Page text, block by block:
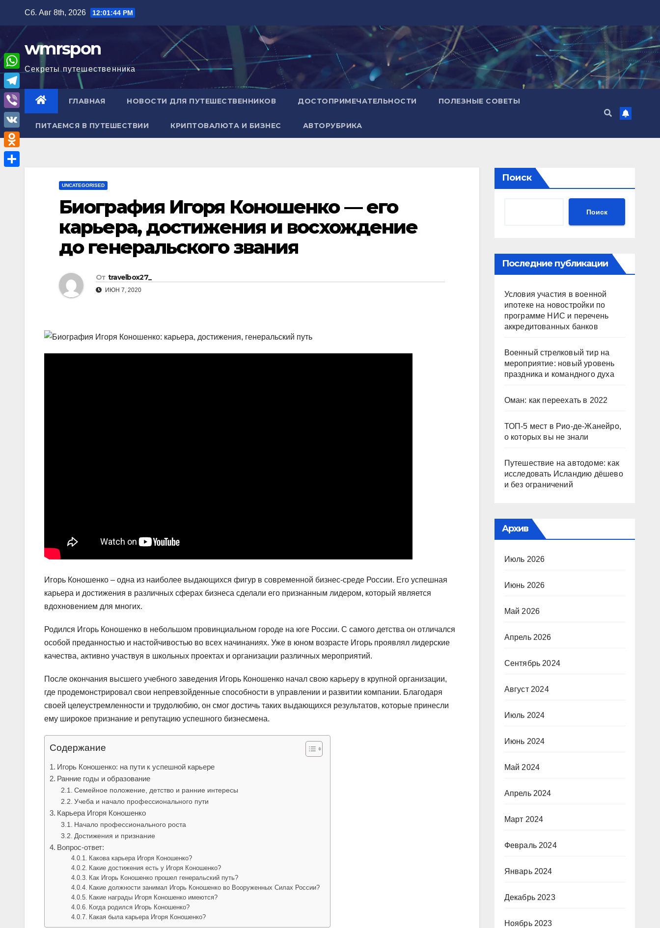
содержимому
Сб. Авг 8th, 2026 12:01:45 PM
wmrspon
Секреты путешественника
ГЛАВНАЯ НОВОСТИ ДЛЯ ПУТЕШЕСТВЕННИКОВ ДОСТОПРИМЕЧАТЕЛЬНОСТИ ПОЛЕЗНЫЕ СОВЕТЫ
ПИТАЕМСЯ В ПУТЕШЕСТВИИ КРИПТОВАЛЮТА И БИЗНЕС АВТОРУБРИКА
UNCATEGORISED
Биография Игоря Коношенко — его
карьера, достижения и восхождение
до генеральского звания
От travelbox27_
ИЮН 7, 2020
Игорь Коношенко – одна из наиболее выдающихся фигур в современной бизнес-среде России. Его успешная
карьера и достижения в различных сферах бизнеса сделали его признанным лидером, который является
вдохновением для многих.
Родился Игорь Коношенко в небольшом провинциальном городе на юге России. С самого детства он отличался
особой преданностью и настойчивостью во всех начинаниях. Уже в юном возрасте Игорь проявлял лидерские
качества, активно участвуя в школьных проектах и организации различных мероприятий.
После окончания высшего учебного заведения Игорь Коношенко начал свою карьеру в крупной организации,
где продемонстрировал свои непревзойденные способности в управлении и развитии компании. Благодаря
своей целеустремленности и трудолюбию, он смог достичь таких выдающихся результатов, которые принесли
ему широкое признание и репутацию успешного бизнесмена.
Содержание
Игорь Коношенко: на пути к успешной карьере
Ранние годы и образование
Семейное положение, детство и ранние интересы
Учеба и начало профессионального пути
Карьера Игоря Коношенко
Начало профессионального роста
Достижения и признание
Вопрос-ответ:
Какова карьера Игоря Коношенко?
Какие достижения есть у Игоря Коношенко?
Как Игорь Коношенко прошел генеральский путь?
Какие должности занимал Игорь Коношенко во Вооруженных Силах России?
Какие награды Игоря Коношенко имеются?
Когда родился Игорь Коношенко?
Какая была карьера Игоря Коношенко?
Поиск
Поиск
Последние публикации
Условия участия в военной
ипотеке на новостройки по
программе НИС и перечень
аккредитованных банков
Военный стрелковый тир на
мероприятие: новый уровень
праздника и командного духа
Оман: как переехать в 2022
ТОП-5 мест в Рио-де-Жанейро,
о которых вы не знали
Путешествие на автодоме: как
исследовать Исландию дёшево
и без ограничений
Архив
Июль 2026
Июнь 2026
Май 2026
Апрель 2026
Сентябрь 2024
Август 2024
Июль 2024
Июнь 2024
Май 2024
Апрель 2024
Март 2024
Февраль 2024
Январь 2024
Декабрь 2023
Ноябрь 2023
W
h
a
A
T
e
l
e
g
V
i
b
e
V
K
O